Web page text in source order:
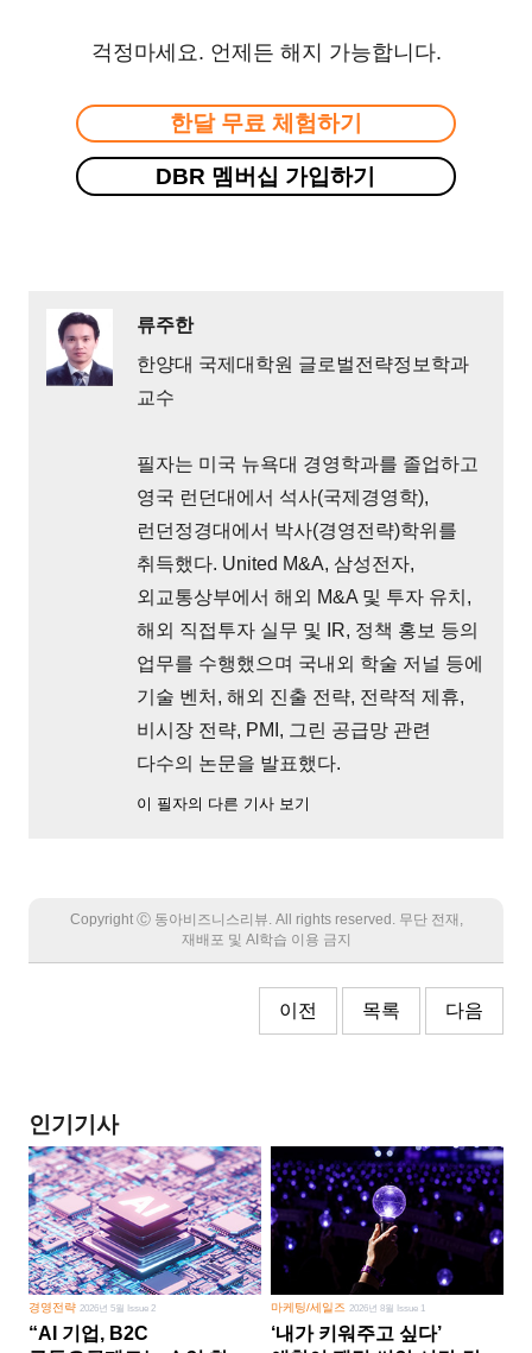
걱정마세요. 언제든 해지 가능합니다.
한달 무료 체험하기
DBR 멤버십 가입하기
류주한
한양대 국제대학원 글로벌전략정보학과
교수
필자는 미국 뉴욕대 경영학과를 졸업하고
영국 런던대에서 석사(국제경영학),
런던정경대에서 박사(경영전략)학위를
취득했다. United M&A, 삼성전자,
외교통상부에서 해외 M&A 및 투자 유치,
해외 직접투자 실무 및 IR, 정책 홍보 등의
업무를 수행했으며 국내외 학술 저널 등에
기술 벤처, 해외 진출 전략, 전략적 제휴,
비시장 전략, PMI, 그린 공급망 관련
다수의 논문을 발표했다.
이 필자의 다른 기사 보기
Copyright Ⓒ 동아비즈니스리뷰. All rights reserved. 무단 전재,
재배포 및 AI학습 이용 금지
이전 목록 다음
인기기사
경영전략 2026년 5월 Issue 2
“AI 기업, B2C
마케팅/세일즈 2026년 8월 Issue 1
‘내가 키워주고 싶다’